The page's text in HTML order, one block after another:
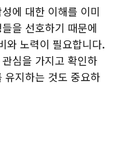
에 대한 이해를 이미
을 선호하기 때문에
와 노력이 필요합니다.
심을 가지고 확인하
유지하는 것도 중요하